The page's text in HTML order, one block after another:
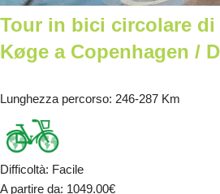
Tour in bici circolare di
Køge a Copenhagen /
Lunghezza percorso: 246-287 Km
Difficoltà: Facile
A partire da: 1049.00€